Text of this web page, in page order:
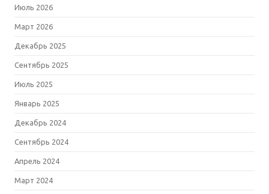
Июль 2026
Март 2026
Декабрь 2025
Сентябрь 2025
Июль 2025
Январь 2025
Декабрь 2024
Сентябрь 2024
Апрель 2024
Март 2024